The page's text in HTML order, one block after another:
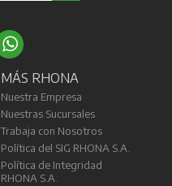
MÁS RHONA
Nuestra Empresa
Nuestras Sucursales
Trabaja con Nosotros
Política del SIG RHONA S.A.
Política de Integridad
RHONA S.A.